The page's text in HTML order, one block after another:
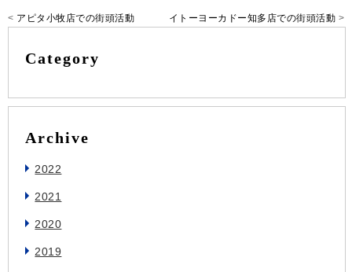
< アピタ小牧店での街頭活動 イトーヨーカドー知多店での街頭活動 >
Category
Archive
2022
2021
2020
2019